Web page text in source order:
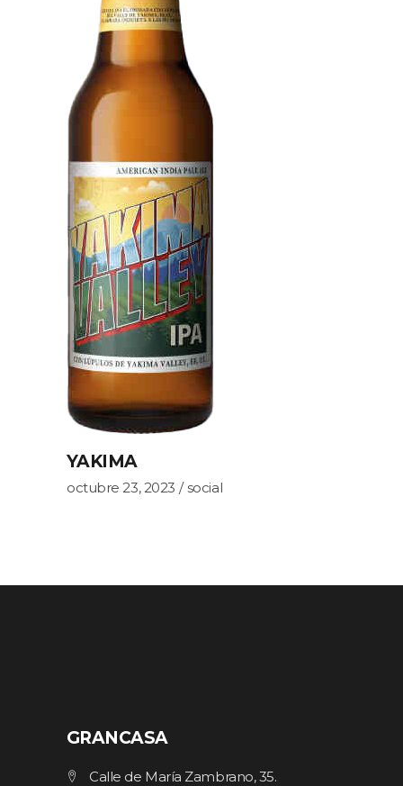
YAKIMA
octubre 23, 2023 social
GRANCASA
Calle de María Zambrano, 35.